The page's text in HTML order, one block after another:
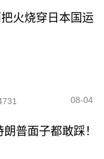
火烧穿日本国运
08-04
普面子都敢踩！